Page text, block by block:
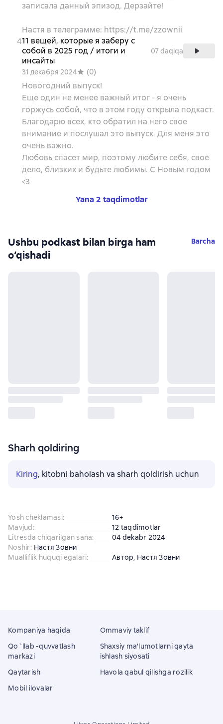
записала данный эпизод. Дерзайте!
Настя в телеграмме: https://t.me/zzownii
411 вещей, которые я заберу с
собой в 2025 год / итоги и
инсайты
07 daqiqa
31 декабря 2024 (0)
Новогодний выпуск!
Еще один не менее важный итог - я очень
горжусь собой, что в этом году открыла подкаст.
Благодарю всех, кто обратил на него свое
внимание и послушал это выпуск. Для меня это
очень важно.
Любовь спасет мир, поэтому любите себя, свое
дело, близких и будьте любимы. С Новым годом
<3
Yana 2 taqdimotlar
Ushbu podkast bilan birga ham
o‘qishadi
Barcha
Sharh qoldiring
Kiring, kitobni baholash va sharh qoldirish uchun
Yosh cheklamasi:
16+
Mavjud:
12 taqdimotlar
Litresda chiqarilgan sana:
04 dekabr 2024
Noshir: Настя Зовни
Mualliflik huquqi egalari: Автор, Настя Зовни
Kompaniya haqida
Qo`llab -quvvatlash
markazi
Qaytarish
Mobil ilovalar
Ommaviy taklif
Shaxsiy ma'lumotlarni qayta
ishlash siyosati
Havola qabul qilishga rozilik